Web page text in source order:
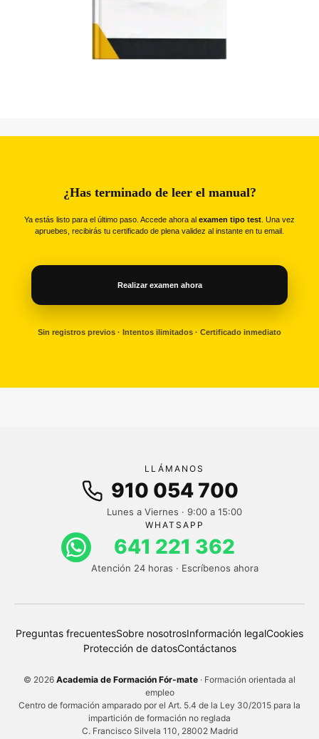
¿Has terminado de leer el manual?
Ya estás listo para el último paso. Accede ahora al examen tipo test . Una vez
apruebes, recibirás tu certificado de plena validez al instante en tu email.
Realizar examen ahora
Sin registros previos · Intentos ilimitados · Certificado inmediato
LLÁMANOS
910 054 700
Lunes a Viernes · 9:00 a 15:00
WHATSAPP
641 221 362
Atención 24 horas · Escríbenos ahora
Preguntas frecuentesSobre nosotrosInformación legalCookies
Protección de datosContáctanos
© 2026 Academia de Formación Fór-mate · Formación orientada al
empleo
Centro de formación amparado por el Art. 5.4 de la Ley 30/2015 para la
impartición de formación no reglada
C. Francisco Silvela 110, 28002 Madrid